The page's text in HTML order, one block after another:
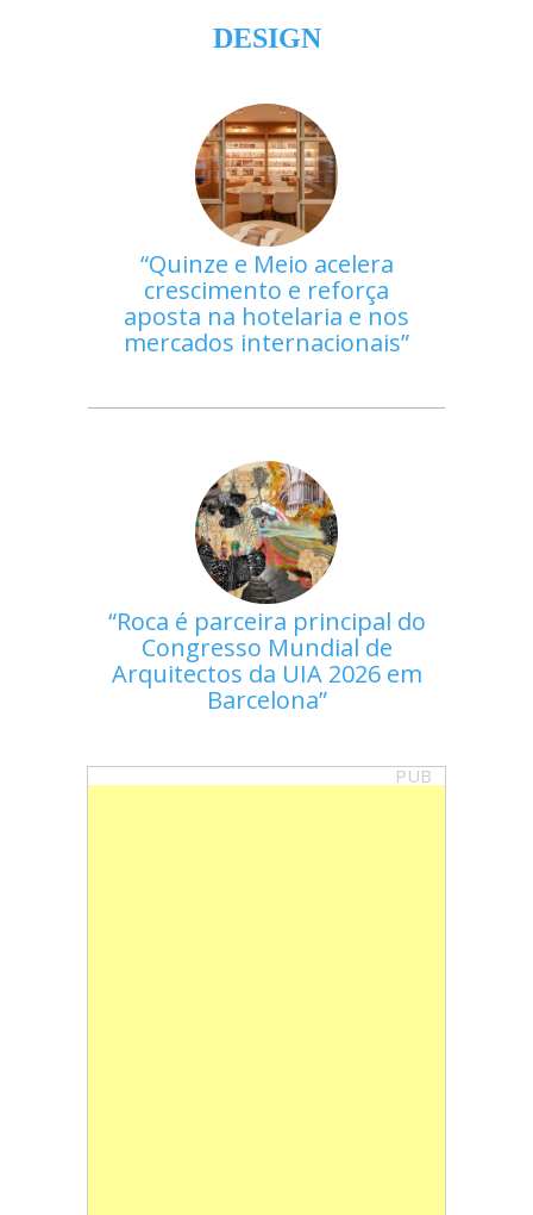
DESIGN
Quinze e Meio acelera
crescimento e reforça
aposta na hotelaria e nos
mercados internacionais
Roca é parceira principal do
Congresso Mundial de
Arquitectos da UIA 2026 em
Barcelona
PUB